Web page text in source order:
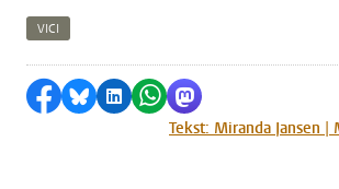
VICI
Delen op Facebook
Delen via Bluesky
Delen op LinkedIn
Delen via WhatsApp
Delen via
Tekst: Miranda Jansen